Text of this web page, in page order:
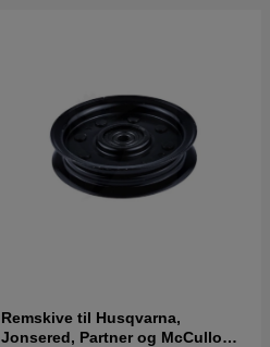
Remskive til Husqvarna,
Jonsered, Partner og McCulloch